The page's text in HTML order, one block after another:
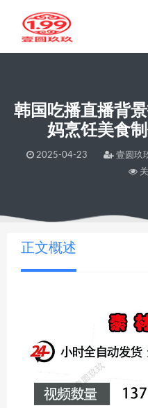
韩国吃播直播背
妈烹饪美食
2025-04-23 壹圆玖
当前位置： 壹圆玖玖资源 >韩国吃播直
正文概述